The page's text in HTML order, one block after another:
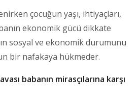
çocuğun yaşı, ihtiyaçları,
ekonomik gücü dikkate
sosyal ve ekonomik durumunu
bir nafakaya hükmeder.
babanın mirasçılarına karşı